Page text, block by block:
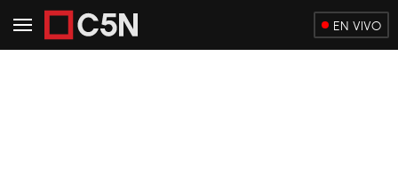
EN VIVO